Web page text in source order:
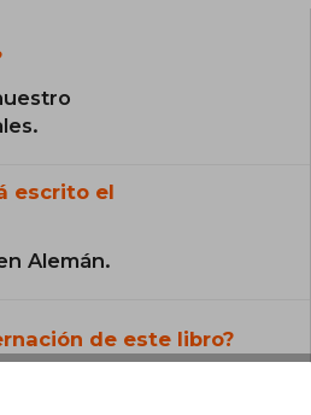
escrito el
Alemán.
de este libro?